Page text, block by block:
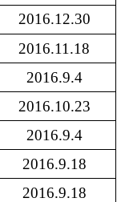
2016.12.30
2016.11.18
2016.9.4
2016.10.23
2016.9.4
2016.9.18
2016.9.18